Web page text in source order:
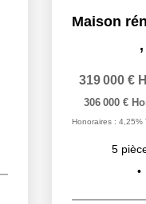
319 000 €
306 000 €
Honoraires : 4,25%
5